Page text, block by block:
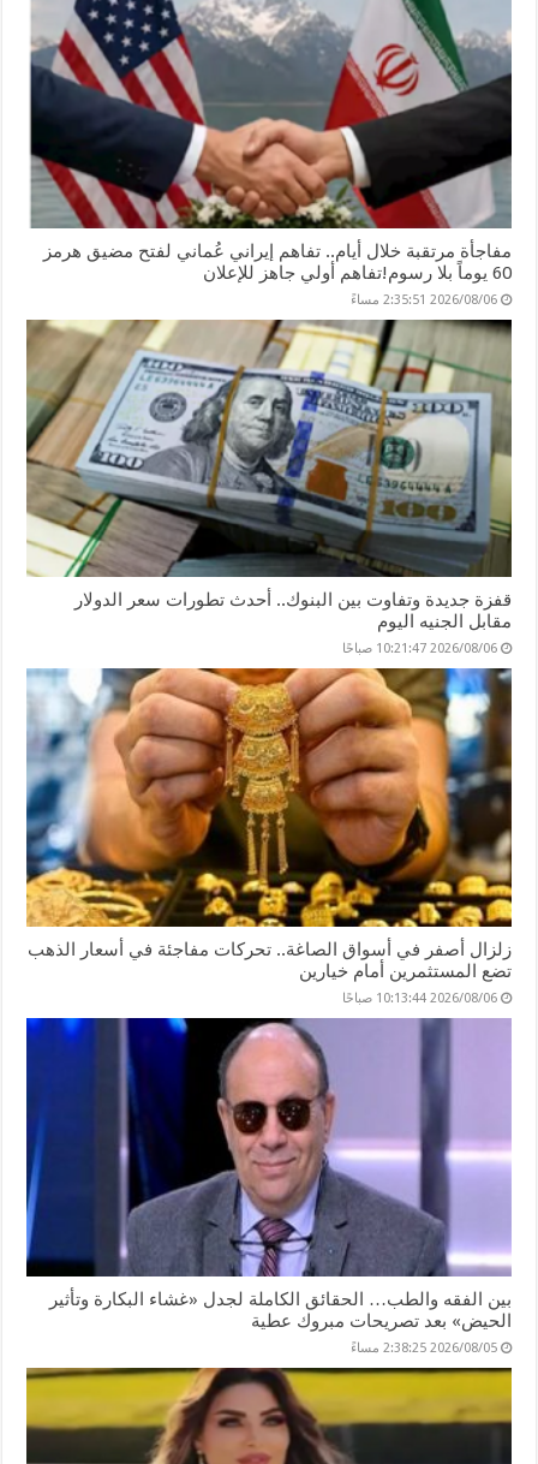
مفاجأة مرتقبة خلال أيام.. تفاهم إيراني عُماني لفتح مضيق هرمز
60 يوماً بلا رسوم!تفاهم أولي جاهز للإعلان
2026/08/06 2:35:51 مساءً
قفزة جديدة وتفاوت بين البنوك.. أحدث تطورات سعر الدولار
مقابل الجنيه اليوم
2026/08/06 10:21:47 صباحًا
زلزال أصفر في أسواق الصاغة.. تحركات مفاجئة في أسعار الذهب
تضع المستثمرين أمام خيارين
2026/08/06 10:13:44 صباحًا
بين الفقه والطب… الحقائق الكاملة لجدل «غشاء البكارة وتأثير
الحيض» بعد تصريحات مبروك عطية
2026/08/05 2:38:25 مساءً